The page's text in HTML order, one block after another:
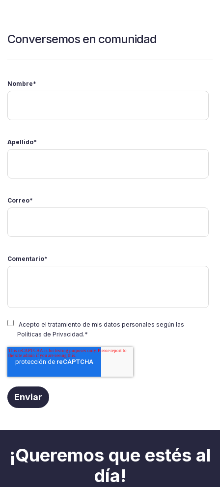
Conversemos en comunidad
Nombre*
Apellido*
Correo*
Comentario*
Acepto el tratamiento de mis datos personales según las
Políticas de Privacidad.*
¡Queremos que estés al
día!